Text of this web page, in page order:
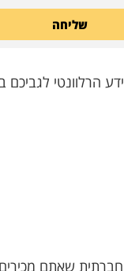
שליחה
הרלוונטי לגביכם
שאתם מכירים